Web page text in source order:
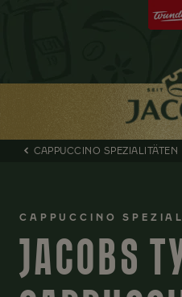
CAPPUCCINO SPEZIALITÄTEN
CAPPUCCINO
JACOBS